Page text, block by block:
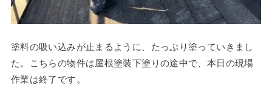
塗料の吸い込みが止まるように、たっぷり塗っていきまし
た。こちらの物件は屋根塗装下塗りの途中で、本日の現場
作業は終了です。